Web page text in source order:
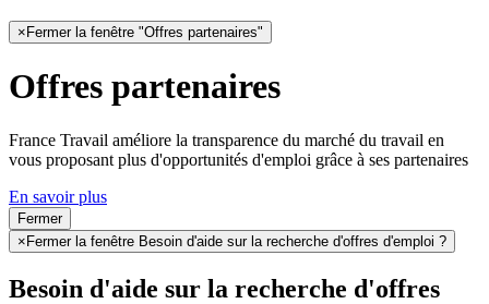
× Fermer la fenêtre "Offres partenaires"
Offres partenaires
France Travail améliore la transparence du marché du travail en
vous proposant plus d'opportunités d'emploi grâce à ses partenaires
En savoir plus
Fermer
× Fermer la fenêtre Besoin d'aide sur la recherche d'offres d'emploi ?
Besoin d'aide sur la recherche d'offres